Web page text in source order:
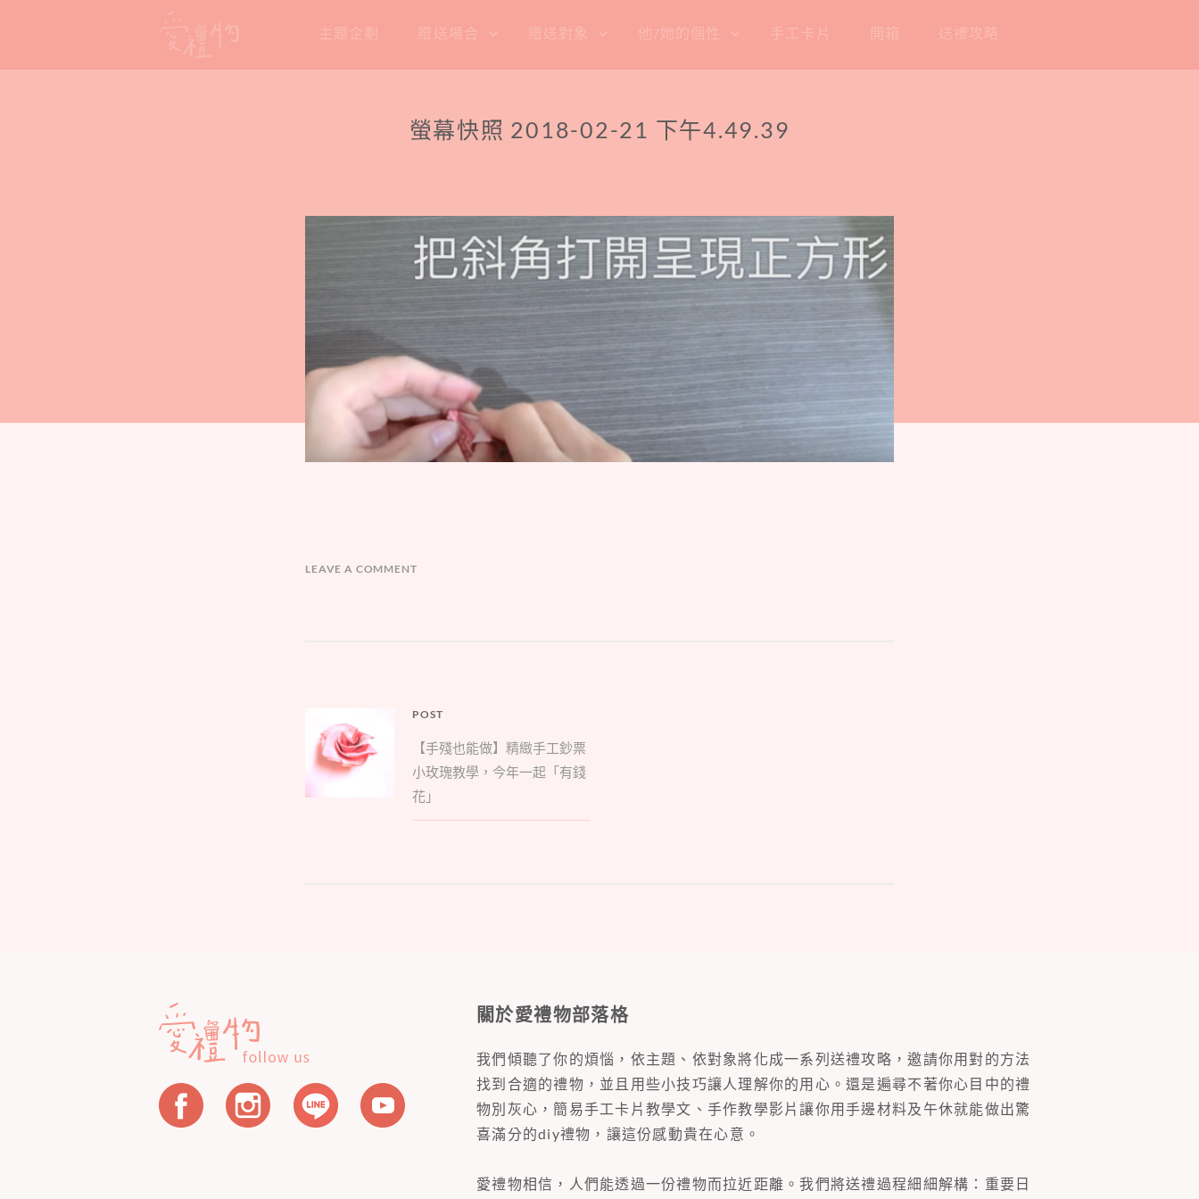
content
主題企劃 贈送場合 贈送對象 他/她的個性 手工卡片 開箱 送禮攻略
螢幕快照 2018-02-21 下午4.49.39
LEAVE A COMMENT
章
導
覽
POST
Parent
post:
【手殘也能做】精緻手工鈔票
小玫瑰教學，今年一起「有錢
花」
關於愛禮物部落格
我們傾聽了你的煩惱，依主題、依對象將化成一系列送禮攻略，邀請你用對的方法
找到合適的禮物，並且用些小技巧讓人理解你的用心。還是遍尋不著你心目中的禮
物別灰心，簡易手工卡片教學文、手作教學影片讓你用手邊材料及午休就能做出驚
喜滿分的diy禮物，讓這份感動貴在心意。
愛禮物相信，人們能透過一份禮物而拉近距離。我們將送禮過程細細解構：重要日